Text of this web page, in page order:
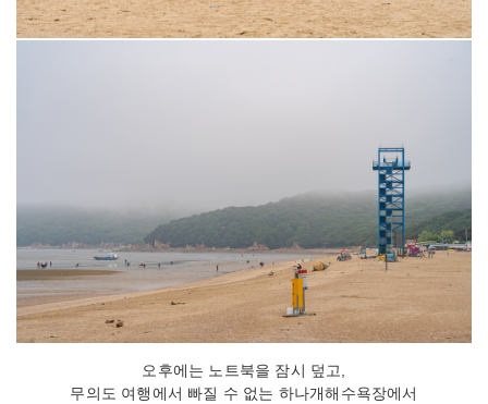
오후에는 노트북을 잠시 덮고,
무의도 여행에서 빠질 수 없는 하나개해수욕장에서